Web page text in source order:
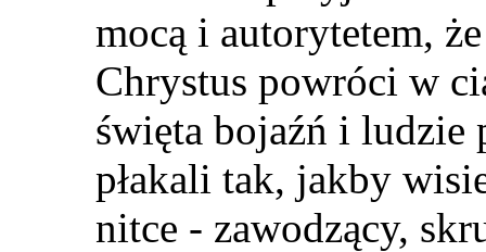
mocą i autorytetem,
Chrystus powróci w
święta bojaźń i ludzie
płakali tak, jakby
nitce - zawodzący,